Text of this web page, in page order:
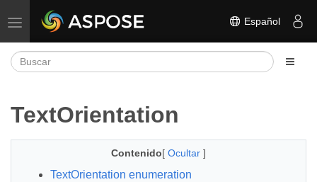
Alternar navegación Español
TextOrientation
Contenido[ Ocultar ]
TextOrientation enumeration